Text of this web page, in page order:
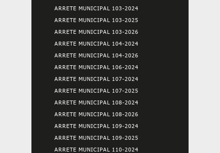
ARRETE MUNICIPAL 103-2024
ARRETE MUNICIPAL 103-2025
ARRETE MUNICIPAL 103-2026
ARRETE MUNICIPAL 104-2024
ARRETE MUNICIPAL 104-2026
ARRETE MUNICIPAL 106-2024
ARRETE MUNICIPAL 107-2024
ARRETE MUNICIPAL 107-2025
ARRETE MUNICIPAL 108-2024
ARRETE MUNICIPAL 108-2026
ARRETE MUNICIPAL 109-2024
ARRETE MUNICIPAL 109-2025
ARRETE MUNICIPAL 110-2024